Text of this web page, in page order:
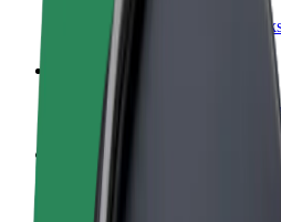
Kļūsti par kurjeru
Piegādā ēdienu un saņem
Pievieno restorānu vai veikalu
Sasniedz vairāk klientu un
Reģistrējies kā autoparka
Pievieno savu autoparku Bolt